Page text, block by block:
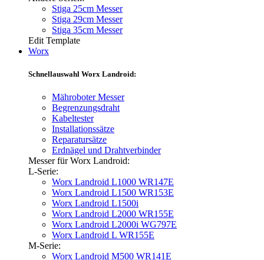
Stiga 25cm Messer
Stiga 29cm Messer
Stiga 35cm Messer
Edit Template
Worx
Schnellauswahl Worx Landroid:
Mähroboter Messer
Begrenzungsdraht
Kabeltester
Installationssätze
Reparatursätze
Erdnägel und Drahtverbinder
Messer für Worx Landroid:
L-Serie:
Worx Landroid L1000 WR147E
Worx Landroid L1500 WR153E
Worx Landroid L1500i
Worx Landroid L2000 WR155E
Worx Landroid L2000i WG797E
Worx Landroid L WR155E
M-Serie:
Worx Landroid M500 WR141E